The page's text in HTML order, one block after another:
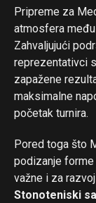
Pripreme za
atmosfera
Zahvaljujući
reprezentativci
zapažene
maksimalne
početak turnira.
Pored toga što
podizanje forme
važne i za
Stonoteniski